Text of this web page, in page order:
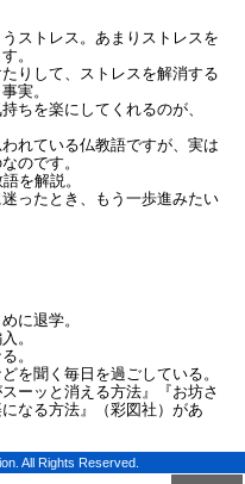
ストレス。あまりストレスを
。
りして、ストレスを解消する
実。
ちを楽にしてくれるのが、
れている仏教語ですが、実は
のです。
を解説。
ったとき、もう一歩進みたい
に退学。
。
。
を聞く毎日を過ごしている。
ーッと消える方法』『お坊さ
なる方法』（彩図社）があ
All Rights Reserved.